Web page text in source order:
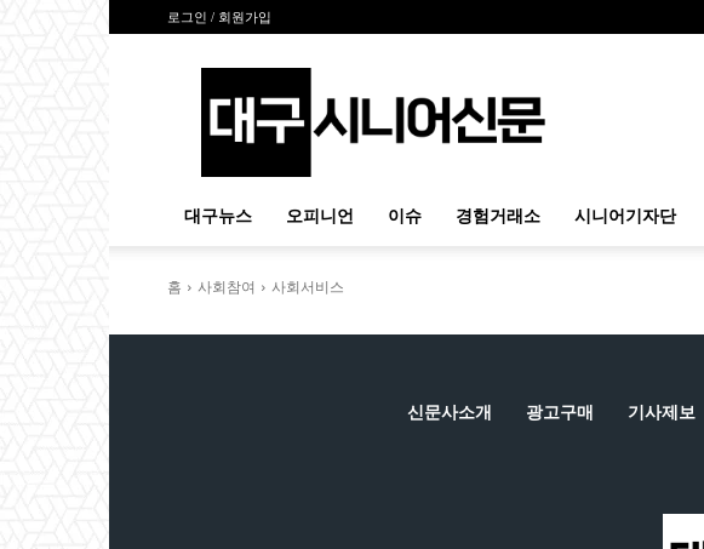
로그인 / 회원가입
시
대구뉴스 오피니언 이슈 경험거래소 시니어기자단
홈 사회참여 사회서비스
신문사소개 광고구매 기사제보